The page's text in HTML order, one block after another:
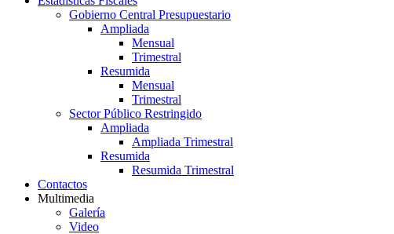
Gobierno Central Presupuestario
Ampliada
Mensual
Trimestral
Resumida
Mensual
Trimestral
Sector Público Restringido
Ampliada
Ampliada Trimestral
Resumida
Resumida Trimestral
Contactos
Multimedia
Galería
Video